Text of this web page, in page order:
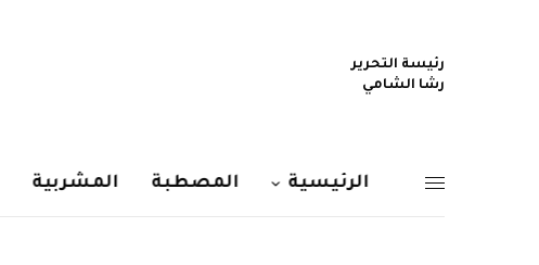
رئيسة التحرير
رشا الشامي
الرئيسية المصطبة المشربية